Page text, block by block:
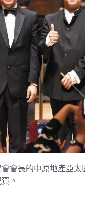
會長的中原地產亞
。